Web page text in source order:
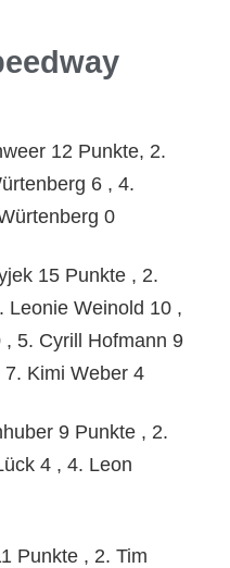
12 Punkte, 2.
6 , 4.
0
15 Punkte , 2.
Leonie Weinold 10 ,
5. Cyrill Hofmann 9
Kimi Weber 4
9 Punkte , 2.
4 , 4. Leon
Punkte , 2. Tim